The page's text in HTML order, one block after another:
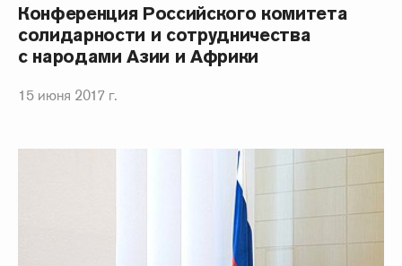
Конференция Российского комитета
солидарности и сотрудничества
с народами Азии и Африки
15 июня 2017 г.